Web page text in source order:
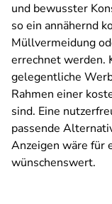
und bewusster
so ein annähernd
Müllvermeidung
errechnet werden.
gelegentliche
Rahmen einer
sind. Eine
passende
Anzeigen wäre für
wünschenswert.